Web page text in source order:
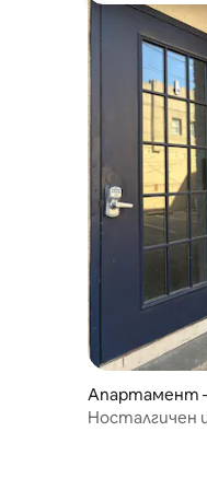
Апартамент –
t
Носталгичен